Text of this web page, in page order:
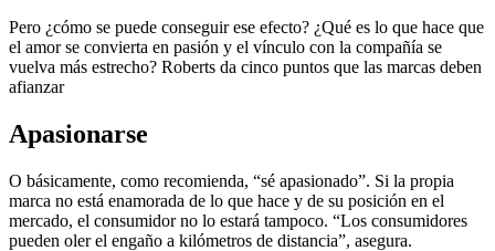
Pero ¿cómo se puede conseguir ese efecto? ¿Qué es lo que hace que
el amor se convierta en pasión y el vínculo con la compañía se
vuelva más estrecho? Roberts da cinco puntos que las marcas deben
afianzar
Apasionarse
O básicamente, como recomienda, “sé apasionado”. Si la propia
marca no está enamorada de lo que hace y de su posición en el
mercado, el consumidor no lo estará tampoco. “Los consumidores
pueden oler el engaño a kilómetros de distancia”, asegura.